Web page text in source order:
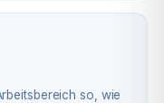
so, wie